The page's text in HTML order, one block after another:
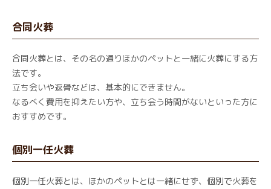
合同火葬
合同火葬とは、その名の通りほかのペットと一緒に火葬にする方
法です。
立ち会いや返骨などは、基本的にできません。
なるべく費用を抑えたい方や、立ち会う時間がないといった方に
おすすめです。
個別一任火葬
個別一任火葬とは、ほかのペットとは一緒にせず、個別で火葬を